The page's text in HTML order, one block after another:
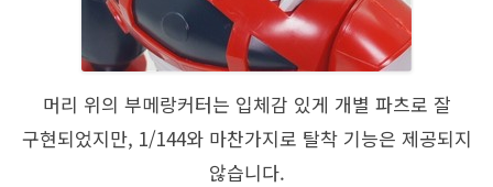
머리 위의 부메랑커터는 입체감 있게 개별 파츠로 잘
구현되었지만, 1/144와 마찬가지로 탈착 기능은 제공되지
않습니다.